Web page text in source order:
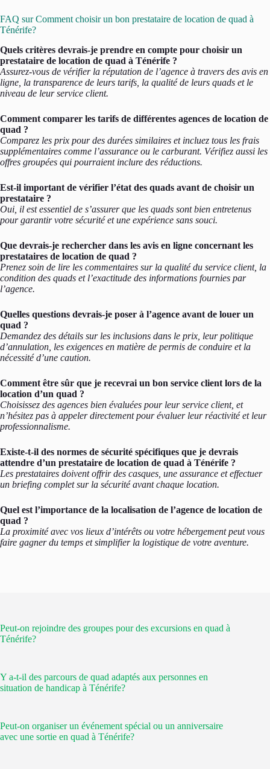
FAQ sur Comment choisir un bon prestataire de location de quad à
Ténérife?
Quels critères devrais-je prendre en compte pour choisir un
prestataire de location de quad à Ténérife ?
Assurez-vous de vérifier la réputation de l’agence à travers des avis en
ligne, la transparence de leurs tarifs, la qualité de leurs quads et le
niveau de leur service client.
Comment comparer les tarifs de différentes agences de location de
quad ?
Comparez les prix pour des durées similaires et incluez tous les frais
supplémentaires comme l’assurance ou le carburant. Vérifiez aussi les
offres groupées qui pourraient inclure des réductions.
Est-il important de vérifier l’état des quads avant de choisir un
prestataire ?
Oui, il est essentiel de s’assurer que les quads sont bien entretenus
pour garantir votre sécurité et une expérience sans souci.
Que devrais-je rechercher dans les avis en ligne concernant les
prestataires de location de quad ?
Prenez soin de lire les commentaires sur la qualité du service client, la
condition des quads et l’exactitude des informations fournies par
l’agence.
Quelles questions devrais-je poser à l’agence avant de louer un
quad ?
Demandez des détails sur les inclusions dans le prix, leur politique
d’annulation, les exigences en matière de permis de conduire et la
nécessité d’une caution.
Comment être sûr que je recevrai un bon service client lors de la
location d’un quad ?
Choisissez des agences bien évaluées pour leur service client, et
n’hésitez pas à appeler directement pour évaluer leur réactivité et leur
professionnalisme.
Existe-t-il des normes de sécurité spécifiques que je devrais
attendre d’un prestataire de location de quad à Ténérife ?
Les prestataires doivent offrir des casques, une assurance et effectuer
un briefing complet sur la sécurité avant chaque location.
Quel est l’importance de la localisation de l’agence de location de
quad ?
La proximité avec vos lieux d’intérêts ou votre hébergement peut vous
faire gagner du temps et simplifier la logistique de votre aventure.
Peut-on rejoindre des groupes pour des excursions en quad à
Ténérife?
Y a-t-il des parcours de quad adaptés aux personnes en
situation de handicap à Ténérife?
Peut-on organiser un événement spécial ou un anniversaire
avec une sortie en quad à Ténérife?